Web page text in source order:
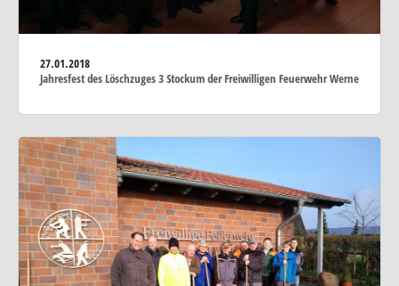
27.01.2018
Jahresfest des Löschzuges 3 Stockum der Freiwilligen Feuerwehr Werne